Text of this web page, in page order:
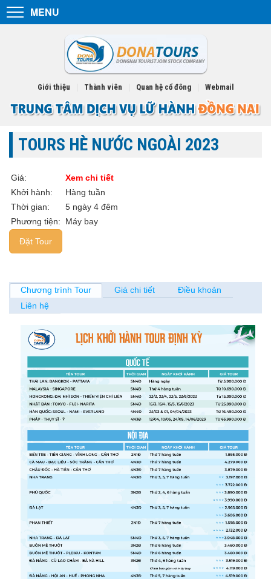
TOUR TRONG NƯỚC
TOUR NƯỚC NGOÀI
TÌM TOUR
ĐẶT TOUR
DỊCH VỤ KHÁC
KHÁM PHÁ
TIN TỨC
TUYỂN DỤNG
CHỈ ĐƯỜNG
MENU
Giới thiệu Thành viên Quan hệ cổ đông Webmail
TOURS HÈ NƯỚC NGOÀI 2023
Giá:
Xem chi tiết
Khởi hành:
Hàng tuần
Thời gian:
5 ngày 4 đêm
Phương tiện:
Máy bay
Đặt Tour
Chương trình Tour Giá chi tiết
Điều khoản
Liên hệ